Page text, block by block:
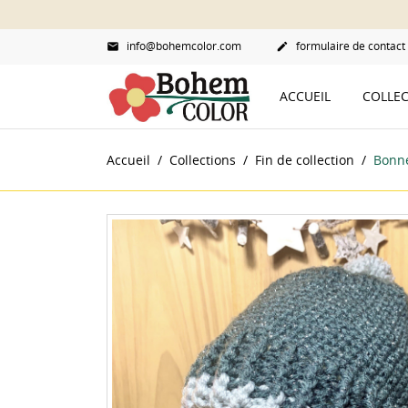
 info@bohemcolor.com  formulaire de contact
ACCUEIL
Accueil Collections Fin de collection